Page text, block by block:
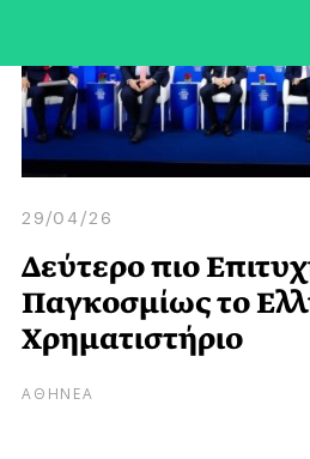
29/04/26
Δεύτερο πιο
Παγκοσμίως το
Χρηματιστήριο
ΑΘΗΝΕΑ